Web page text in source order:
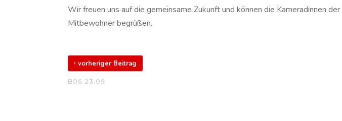
Wir freuen uns auf die gemeinsame Zukunft und können die Kameradinnen
Mitbewohner begrüßen.
‹ vorheriger Beitrag
B06 23.09